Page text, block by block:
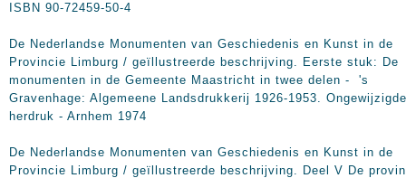
ISBN 90-72459-50-4
De Nederlandse Monumenten van Geschiedenis en Kunst in de
Provincie Limburg / geïllustreerde beschrijving. Eerste stuk: De
monumenten in de Gemeente Maastricht in twee delen - 's
Gravenhage: Algemeene Landsdrukkerij 1926-1953. Ongewijzigde
herdruk - Arnhem 1974
De Nederlandse Monumenten van Geschiedenis en Kunst in de
Provincie Limburg / geïllustreerde beschrijving. Deel V De